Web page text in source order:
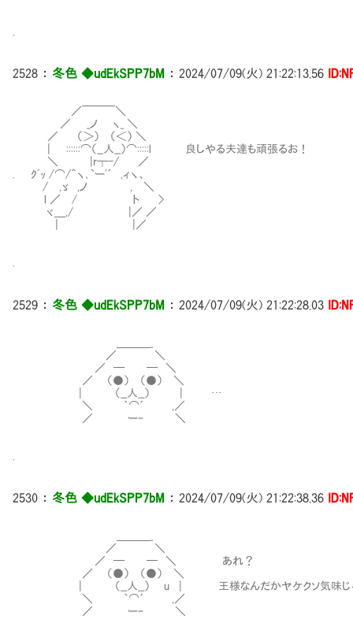
2528 ： 冬色 ◆udEkSPP7bM ： 2024/07/09(火) 21:22:13.56
／￣￣￣＼
／ _ノ ヽ_ ＼
／ （＞） （＜） ＼
| ::::::⌒（__人__）⌒:::::l 良しやる夫達も頑張るお！
＼ |r┬-/ ／
. ｸﾞｯ /⌒/＾ヽ､`ー'´ ,ィヽ、
/ ,ゞ ,ノ , ＼
l ／ / ト >
ヾ＿,/ |／ ／
| |／
2529 ： 冬色 ◆udEkSPP7bM ： 2024/07/09(火) 21:22:28.03
／ ＼
／ ─ ─ ＼
／ （●） （●） ＼
| （__人__） | …
＼ ｀⌒´ ,／
／ ー‐ ＼
2530 ： 冬色 ◆udEkSPP7bM ： 2024/07/09(火) 21:22:38.36
／ ＼
／ ─ ─ ＼ あれ？
／ （●） （●） ＼
| （__人__） u | 王様なんだかヤケクソ気味じゃ
＼ ｀⌒´ ,／
／ ー‐ ＼